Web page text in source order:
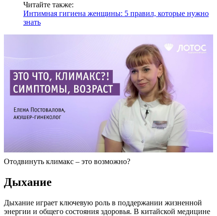
Читайте также:
Интимная гигиена женщины: 5 правил, которые нужно
знать
Отодвинуть климакс – это возможно?
Дыхание
Дыхание играет ключевую роль в поддержании жизненной
энергии и общего состояния здоровья. В китайской медицине